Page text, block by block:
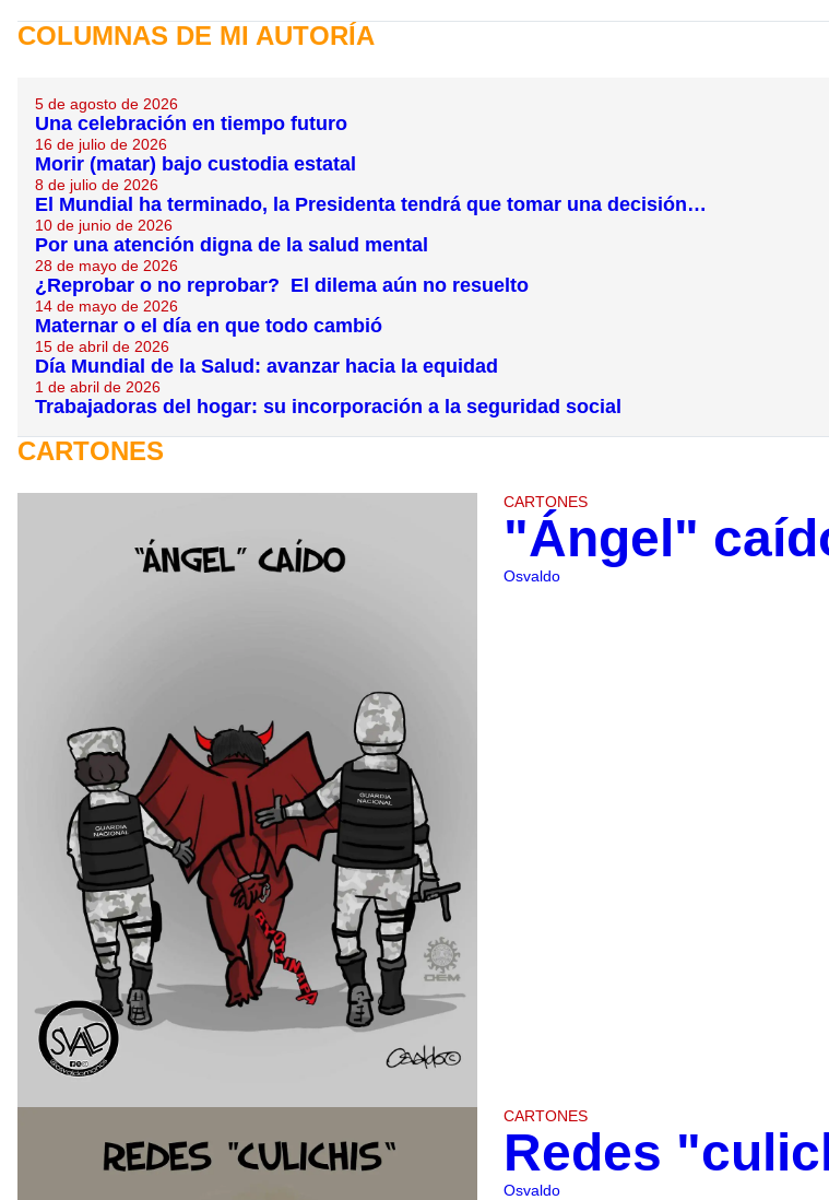
COLUMNAS DE MI AUTORÍA
5 de agosto de 2026
Una celebración en tiempo futuro
16 de julio de 2026
Morir (matar) bajo custodia estatal
8 de julio de 2026
El Mundial ha terminado, la Presidenta tendrá que tomar una decisión…
10 de junio de 2026
Por una atención digna de la salud mental
28 de mayo de 2026
¿Reprobar o no reprobar? El dilema aún no resuelto
14 de mayo de 2026
Maternar o el día en que todo cambió
15 de abril de 2026
Día Mundial de la Salud: avanzar hacia la equidad
1 de abril de 2026
Trabajadoras del hogar: su incorporación a la seguridad social
CARTONES
CARTONES
"Ángel"
Osvaldo
CARTONES
Redes
Osvaldo